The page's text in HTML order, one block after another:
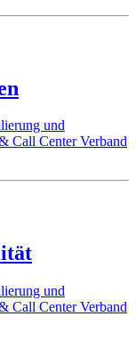
und
Call Center Verband
und
Call Center Verband